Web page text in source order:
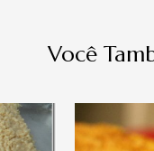
Você